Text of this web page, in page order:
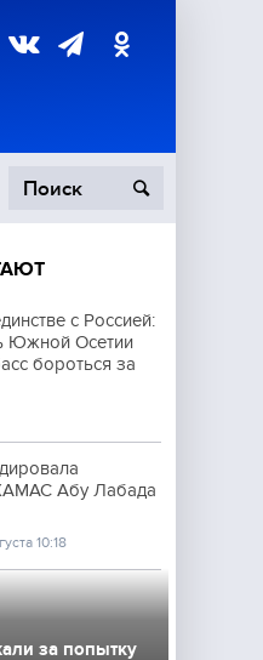
с Россией:
Южной Осетии
бороться за
Абу Лабада
10:18
за попытку